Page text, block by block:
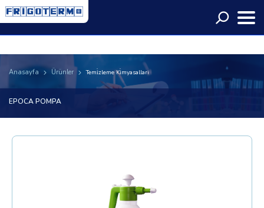
Language
Anasayfa Ürünler Temi̇zleme Ki̇myasallari
EPOCA POMPA